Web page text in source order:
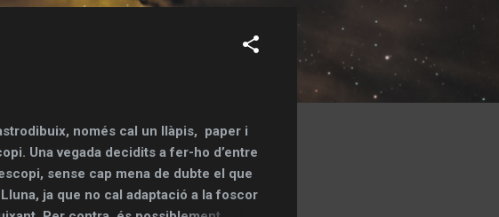
només cal un llàpis, paper i
Una vegada decidits a fer-ho d’entre
sense cap mena de dubte el que
ja que no cal adaptació a la foscor